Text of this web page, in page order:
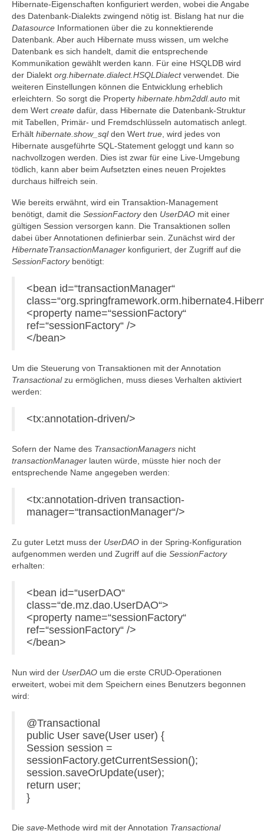
Hibernate-Eigenschaften konfiguriert werden, wobei die Angabe
des Datenbank-Dialekts zwingend nötig ist. Bislang hat nur die
Datasource Informationen über die zu konnektierende
Datenbank. Aber auch Hibernate muss wissen, um welche
Datenbank es sich handelt, damit die entsprechende
Kommunikation gewählt werden kann. Für eine HSQLDB wird
der Dialekt org.hibernate.dialect.HSQLDialectverwendet. Die
weiteren Einstellungen können die Entwicklung erheblich
erleichtern. So sorgt die Property hibernate.hbm2ddl.auto mit
dem Wert create dafür, dass Hibernate die Datenbank-Struktur
mit Tabellen, Primär- und Fremdschlüsseln automatisch anlegt.
Erhält hibernate.show_sqlden Wert true , wird jedes von
Hibernate ausgeführte SQL-Statement geloggt und kann so
nachvollzogen werden. Dies ist zwar für eine Live-Umgebung
tödlich, kann aber beim Aufsetzten eines neuen Projektes
durchaus hilfreich sein.
Wie bereits erwähnt, wird ein Transaktion-Management
benötigt, damit die SessionFactoryden UserDAO mit einer
gültigen Session versorgen kann. Die Transaktionen sollen
dabei über Annotationen definierbar sein. Zunächst wird der
HibernateTransactionManager konfiguriert, der Zugriff auf die
SessionFactorybenötigt:
<bean id=“transactionManager“
<property name=“sessionFactory“
ref=“sessionFactory“ />
</bean>
Um die Steuerung von Transaktionen mit der Annotation
Transactionalzu ermöglichen, muss dieses Verhalten aktiviert
werden:
<tx:annotation-driven/>
Sofern der Name des TransactionManagers nicht
transactionManager lauten würde, müsste hier noch der
entsprechende Name angegeben werden:
<tx:annotation-driven transaction-
manager=“transactionManager“/>
Zu guter Letzt muss der UserDAO in der Spring-Konfiguration
aufgenommen werden und Zugriff auf die SessionFactory
erhalten:
<bean id=“userDAO“
class=“de.mz.dao.UserDAO“>
<property name=“sessionFactory“
ref=“sessionFactory“ />
</bean>
Nun wird der UserDAO um die erste CRUD-Operationen
erweitert, wobei mit dem Speichern eines Benutzers begonnen
wird:
@Transactional
public User save(User user) {
Session session =
sessionFactory.getCurrentSession();
session.saveOrUpdate(user);
return user;
}
Die save-Methode wird mit der Annotation Transactional